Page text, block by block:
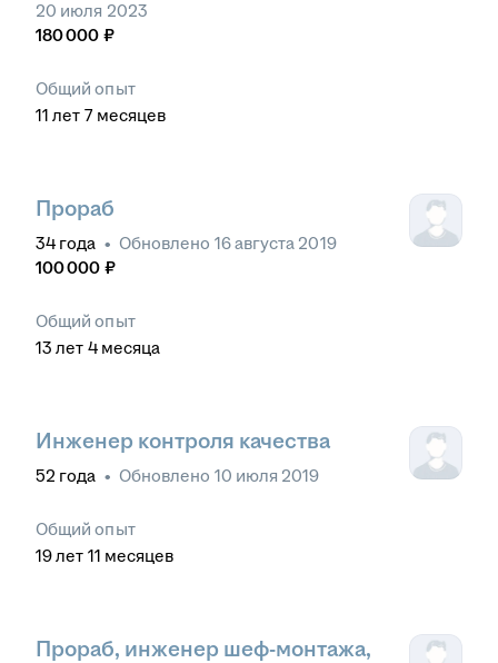
20 июля 2023
180 000 ₽
Общий опыт
11 лет 7 месяцев
Прораб
34 года • Обновлено 16 августа 2019
100 000 ₽
Общий опыт
13 лет 4 месяца
Инженер контроля качества
52 года • Обновлено 10 июля 2019
Общий опыт
19лет 11 месяцев
Прораб, инженер шеф-монтажа,